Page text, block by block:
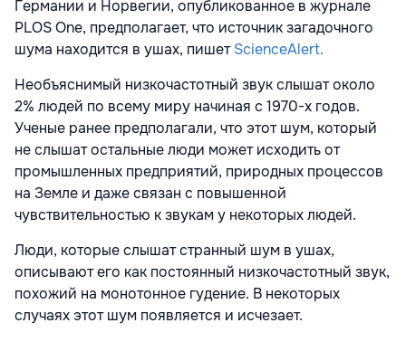
Германии и Норвегии, опубликованное в журнале
PLOS One, предполагает, что источник загадочного
шума находится в ушах, пишетScienceAlert.
Необъяснимый низкочастотный звук слышат около
2% людей по всему миру начиная с 1970-х годов.
Ученые ранее предполагали, что этот шум, который
не слышат остальные люди может исходить от
промышленных предприятий, природных процессов
на Земле и даже связан с повышенной
чувствительностью к звукам у некоторых людей.
Люди, которые слышат странный шум в ушах,
описывают его как постоянный низкочастотный звук,
похожий на монотонное гудение. В некоторых
случаях этот шум появляется и исчезает.